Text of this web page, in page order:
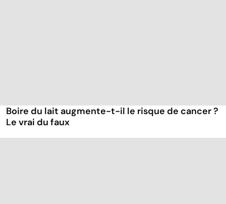
Boire du lait augmente-t-il le risque de cancer ?
Le vrai du faux